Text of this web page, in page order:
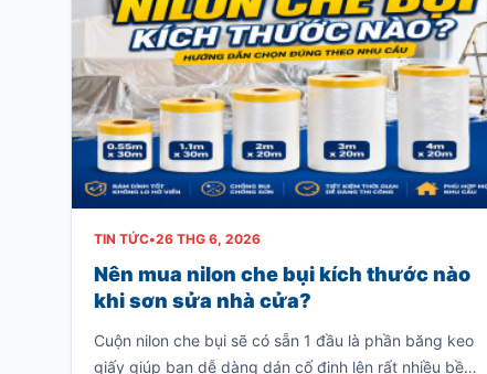
TIN TỨC•26 THG 6, 2026
Nên mua nilon che bụi kích thước nào
khi sơn sửa nhà cửa?
Cuộn nilon che bụi sẽ có sẵn 1 đầu là phần băng keo
giấy giúp bạn dễ dàng dán cố định lên rất nhiều bề